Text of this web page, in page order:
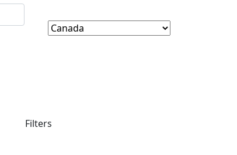
Filters